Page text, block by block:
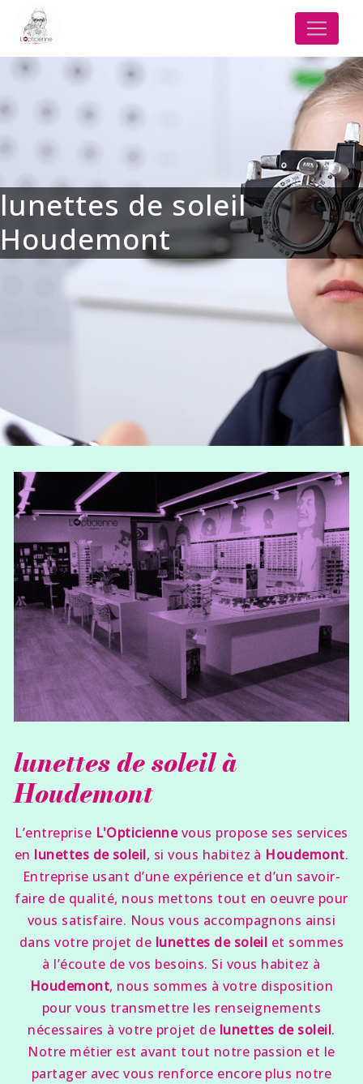
Panneau de gestion des cookies
lunettes de soleil
Houdemont
lunettes de soleil à
Houdemont
L’entreprise L'Opticiennevous propose ses services
en lunettes de soleil, si vous habitez à Houdemont.
Entreprise usant d’une expérience et d’un savoir-
faire de qualité, nous mettons tout en oeuvre pour
vous satisfaire. Nous vous accompagnons ainsi
dans votre projet de lunettes de soleil et sommes
à l’écoute de vos besoins. Si vous habitez à
Houdemont, nous sommes à votre disposition
pour vous transmettre les renseignements
nécessaires à votre projet de lunettes de soleil.
Notre métier est avant tout notre passion et le
partager avec vous renforce encore plus notre